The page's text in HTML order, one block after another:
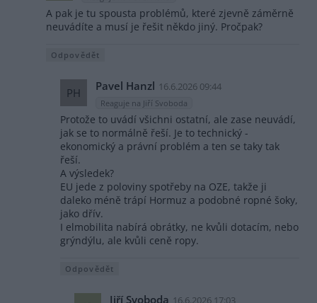
A pak je tu spousta problémů, které zjevně záměrně
neuvádíte a musí je řešit někdo jiný. Pročpak?
Odpovědět
PH Pavel Hanzl 16.6.2026 09:44
Reaguje na Jiří Svoboda
Protože to uvádí všichni ostatní, ale zase neuvádí,
jak se to normálně řeší. Je to technický -
ekonomický a právní problém a ten se taky tak
řeší.
A výsledek?
EU jede z poloviny spotřeby na OZE, takže ji
daleko méně trápí Hormuz a podobné ropné šoky,
jako dřív.
I elmobilita nabírá obrátky, ne kvůli dotacím, nebo
grýndýlu, ale kvůli ceně ropy.
Odpovědět
Jiří Svoboda 16.6.2026 17:03